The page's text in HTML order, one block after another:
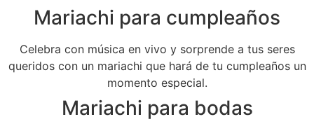
Mariachi para cumpleaños
Celebra con música en vivo y sorprende a tus seres
queridos con un mariachi que hará de tu cumpleaños un
momento especial.
Mariachi para bodas